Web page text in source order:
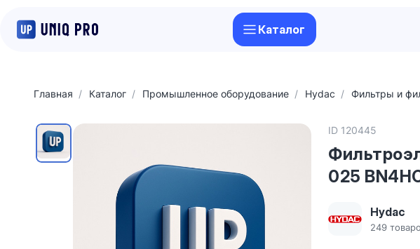
Каталог
Главная Каталог Промышленное оборудование Hydac Фильтры и
ID 120445
025
Hydac
249